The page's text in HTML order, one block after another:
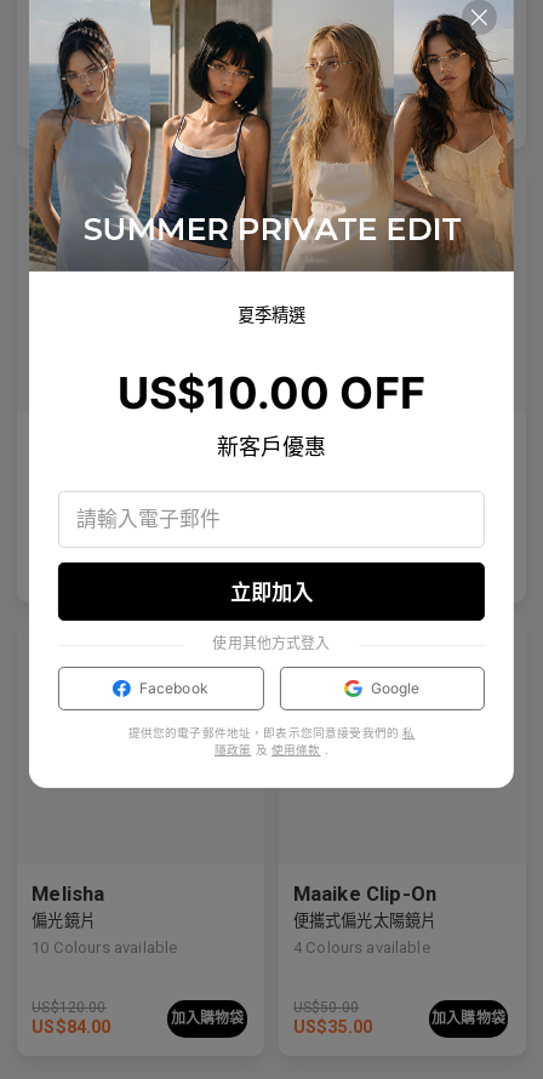
Colours available
US$140.00 加入購物袋
定義眼神的大膽醋酸酯框架。
Colours available
US$140.00 加入購物袋
Colours available
US$120.00 加入購物袋
Emblematic S 01
8 Colours available
US$100.00 加入購物袋
Melisha
偏光鏡片
10 Colours available
US$120.00
US$84.00 加入購物袋
Maaike Clip-On
便攜式偏光太陽鏡片
4 Colours available
US$50.00
US$35.00 加入購物袋
夏季精選
US$10.00 OFF
新客戶優惠
立即加入
使用其他方式登入
Facebook Google
提供您的電子郵件地址，即表示您同意接受我們的 私
隱政策 及 使用條款